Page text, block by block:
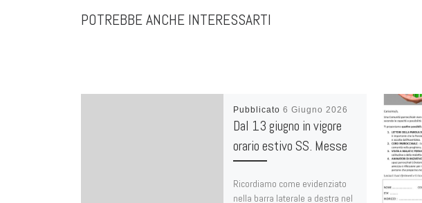
POTREBBE ANCHE INTERESSARTI
Pubblicato6 Giugno 2026
Dal 13 giugno in vigore
orario estivo SS. Messe
Ricordiamo come evidenziato
nella barra laterale a destra nel